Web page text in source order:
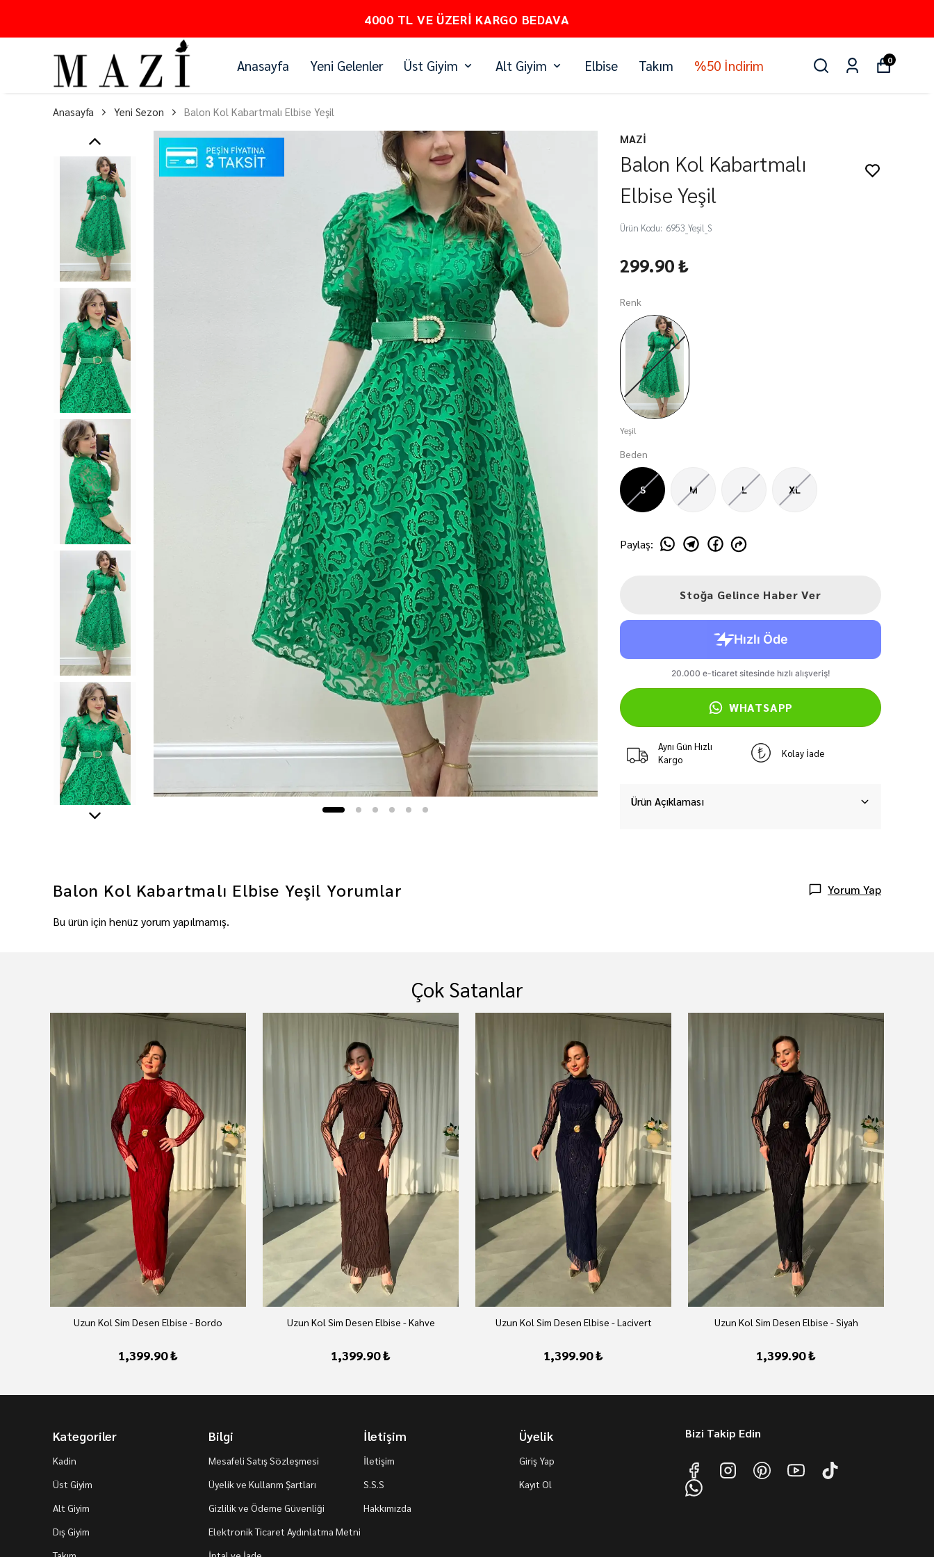
PEŞİN FİYATINA 3 TAKSİT
Anasayfa Yeni Gelenler Üst Giyim Alt Giyim Elbise Takım %50 İndirim 0
Anasayfa Yeni Sezon Balon Kol Kabartmalı Elbise Yeşil
MAZİ
Balon Kol Kabartmalı
Elbise Yeşil
Ürün Kodu: 6953_Yeşil_S
299.90 ₺
Renk
Yeşil
Beden
S M L XL
Paylaş:
Stoğa Gelince Haber Ver
WHATSAPP
Aynı Gün Hızlı
Kargo
Kolay İade
Ürün Açıklaması
Balon Kol Kabartmalı Elbise Yeşil Yorumlar Yorum Yap
Bu ürün için henüz yorum yapılmamış.
Çok Satanlar
Uzun Kol Sim Desen Elbise - Bordo
1,399.90 ₺
Uzun Kol Sim Desen Elbise - Kahve
1,399.90 ₺
Uzun Kol Sim Desen Elbise - Lacivert
1,399.90 ₺
Uzun Kol Sim Desen Elbise - Siyah
1,399.90 ₺
Kategoriler
Kadin
Üst Giyim
Alt Giyim
Dış Giyim
Bilgi
Mesafeli Satış Sözleşmesi
Üyelik ve Kullanm Şartları
Gizlilik ve Ödeme Güvenliği
Elektronik Ticaret Aydınlatma Metni
İletişim
İletişim
S.S.S
Hakkımızda
Üyelik
Giriş Yap
Kayıt Ol
Bizi Takip Edin